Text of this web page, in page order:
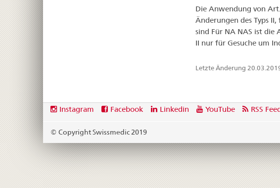
Die Anwendung von
Änderungen des Typs
sind Für NA NAS ist die
II nur für Gesuche um
Letzte Änderung
Footer
Social
links
Instagram Facebook Linkedin YouTube RSS
© Copyright Swissmedic 2019